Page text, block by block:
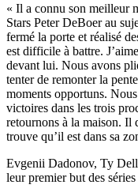
« Il a connu son meilleur
Stars Peter DeBoer au
fermé la porte et réalisé
est difficile à battre.
devant lui. Nous avons
tenter de remonter la
moments opportuns.
victoires dans les trois
retournons à la maison. Il
trouve qu’il est dans sa
Evgenii Dadonov, Ty
leur premier but des